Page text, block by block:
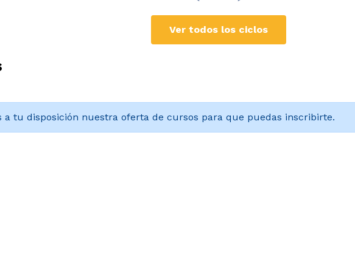
Ver todos los ciclos
a tu disposición nuestra oferta de cursos para que puedas inscribirte.